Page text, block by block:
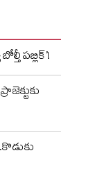
పబ్లిక్’!